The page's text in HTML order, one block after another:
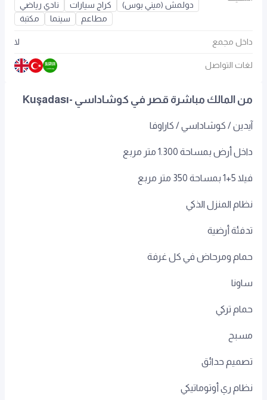
دولمش (ميني بوس)
كراج سيارات
نادي رياضي
مطاعم
سينما مكتبة
داخل مجمع لا
لغات التواصل
من المالك مباشرة قصر في كوشاداسي -Kuşadası
آيدين / كوشاداسي / كاراوفا
داخل أرض بمساحة 1.300 متر مربع
فيلا 5+1 بمساحة 350 متر مربع
نظام المنزل الذكي
تدفئة أرضية
حمام ومرحاض في كل غرفة
ساونا
حمام تركي
مسبح
تصميم حدائق
نظام ري أوتوماتيكي